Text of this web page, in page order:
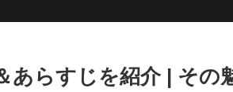
らすじを紹介 | その